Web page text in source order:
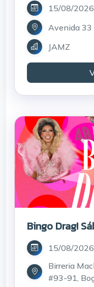
15/08/2026
Avenida
JAMZ
Bingo Drag!
15/08/2026
Birreria
#93-91,